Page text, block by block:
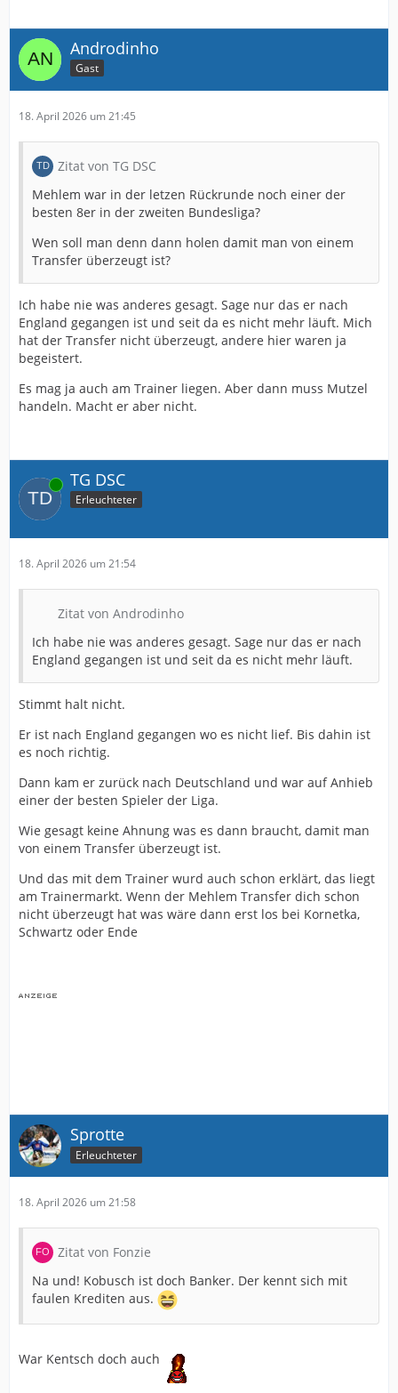
Hannover nur am Anfang und danach eben genauso
schlecht wie bei uns. Nur deshalb haben wir ihn
überhaupt bekommen.
das hat Gründe. Hat da auch nicht immer überzeugt.
Aber für mich noch einer der besseresn Transfers.
Knoche gut ist eben leider sehr langsam und auch da
lief es zuletzt nicht mehr und eben auch etwas älter.
Ich würde es Mutzel dennoch ankreiden. Denn wenn er
denkt die Spieler sind besser als sie aktuell spielen und
Kniat schafft es nicht aus diesen Spielern das Beste
raus zu holen ist Kniat der falsche Trainer und das
muss ein Mutzel erkennen.
Aber Telalovic, Mehlem und Rochelt haben mich von
Anfang an nicht überzeugt.
Androdinho
Gast
18. April 2026 um 21:45
Zitat von TG DSC
Mehlem war in der letzen Rückrunde noch einer der
besten 8er in der zweiten Bundesliga?
Wen soll man denn dann holen damit man von einem
Transfer überzeugt ist?
Ich habe nie was anderes gesagt. Sage nur das er nach
England gegangen ist und seit da es nicht mehr läuft. Mich
hat der Transfer nicht überzeugt, andere hier waren ja
begeistert.
Es mag ja auch am Trainer liegen. Aber dann muss Mutzel
handeln. Macht er aber nicht.
Online TG DSC
Erleuchteter
18. April 2026 um 21:54
Zitat von Androdinho
Ich habe nie was anderes gesagt. Sage nur das er nach
England gegangen ist und seit da es nicht mehr läuft.
Stimmt halt nicht.
Er ist nach England gegangen wo es nicht lief. Bis dahin ist
es noch richtig.
Dann kam er zurück nach Deutschland und war auf Anhieb
einer der besten Spieler der Liga.
Wie gesagt keine Ahnung was es dann braucht, damit man
von einem Transfer überzeugt ist.
Und das mit dem Trainer wurd auch schon erklärt, das liegt
am Trainermarkt. Wenn der Mehlem Transfer dich schon
nicht überzeugt hat was wäre dann erst los bei Kornetka,
Schwartz oder Ende
Sprotte
Erleuchteter
18. April 2026 um 21:58
Zitat von Fonzie
Na und! Kobusch ist doch Banker. Der kennt sich mit
faulen Krediten aus.
War Kentsch doch auch